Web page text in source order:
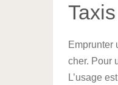
Taxis
Emprunter
cher. Pour
L’usage